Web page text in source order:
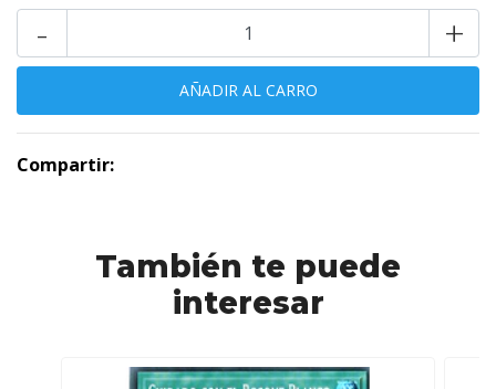
+
-
Compartir:
También te puede
interesar